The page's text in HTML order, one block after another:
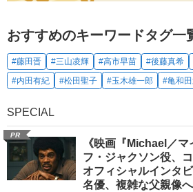
おすすめのキーワードタグ一
#藤田晋 #三山凌輝 #高市早苗 #後藤真希
#内田有紀
#松田聖子 #玉木雄一郎 #亀和
SPECIAL
PR
《映画『Michael／
フ・ジャクソン役、
オフィシャルインタ
名優、複雑な父親像